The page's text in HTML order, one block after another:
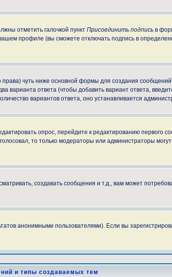
отметить галочкой пункт Присоединить подпись в
профиле (вы сможете отключать подпись в
права) чуть ниже основной формы для создания
варианта ответа (чтобы добавить вариант ответа,
вариантов ответа, оно устанавливается
опрос, перейдите к редактированию первого
то только модераторы или администраторы
создавать сообщения и т.д., вам может
анонимными пользователями). Если вы
и типы создаваемых тем